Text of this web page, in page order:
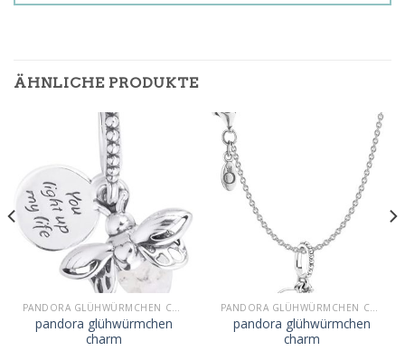
ÄHNLICHE PRODUKTE
PANDORA GLÜHWÜRMCHEN CHARM
pandora glühwürmchen
charm
PANDORA GLÜHWÜRMCHEN CHARM
pandora glühwürmchen
charm